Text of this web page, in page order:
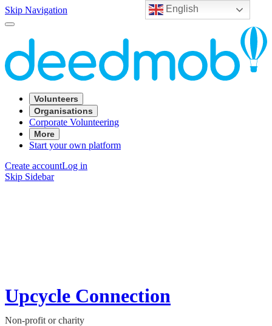
English
Skip Navigation
Volunteers
Organisations
Corporate Volunteering
More
Start your own platform
Create accountLog in
Skip Sidebar
Upcycle Connection
Non-profit or charity